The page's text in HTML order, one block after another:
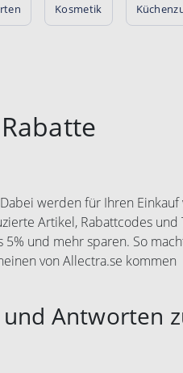
Kosmetik
werden für Ihren
Artikel, Rabattcodes und
und mehr sparen. So
von Allectra.se kommen
Antworten